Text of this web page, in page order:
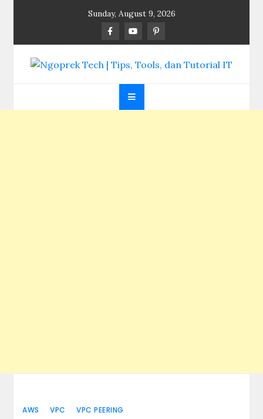
Sunday, August 9, 2026
Ngoprek Tech | Tips,
Tools, dan Tutorial
AWS VPC VPC PEERING